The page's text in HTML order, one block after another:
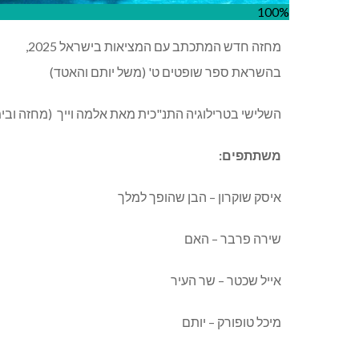
100%
מחזה חדש המתכתב עם המציאות בישראל
בהשראת ספר שופטים ט' (משל יותם והאטד)
השלישי בטרילוגיה התנ"כית מאת אלמה וייך (מחזה
משתתפים:
איסק שוקרון – הבן שהופך למלך
שירה פרבר – האם
אייל שכטר – שר העיר
מיכל טופורק – יותם